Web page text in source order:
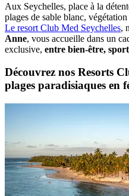
Aux Seychelles, place à la
plages de sable blanc,
Le resort Club Med Seychelles,
Anne, vous accueille dans un
exclusive, entre bien-être,
Découvrez nos Resorts
plages paradisiaques en